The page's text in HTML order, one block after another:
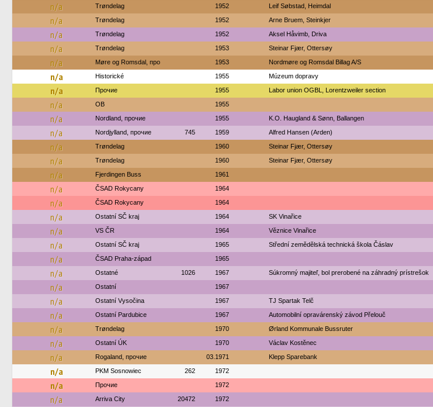
n/a Trøndelag 1952 Leif Søbstad, Heimdal
n/a Trøndelag 1952 Arne Bruem, Steinkjer
n/a Trøndelag 1952 Aksel Håvimb, Driva
n/a Trøndelag 1953 Steinar Fjær, Ottersøy
n/a Møre og Romsdal, про 1953 Nordmøre og Romsdal Billag A/S
n/a Historické 1955 Múzeum dopravy
n/a Прочие 1955 Labor union OGBL, Lorentzweiler section
n/a OB 1955
n/a Nordland, прочие 1955 K.O. Haugland & Sønn, Ballangen
n/a Nordjylland, прочие 745 1959 Alfred Hansen (Arden)
n/a Trøndelag 1960 Steinar Fjær, Ottersøy
n/a Trøndelag 1960 Steinar Fjær, Ottersøy
n/a Fjerdingen Buss 1961
n/a ČSAD Rokycany 1964
n/a ČSAD Rokycany 1964
n/a Ostatní SČ kraj 1964 SK Vinařice
n/a VS ČR 1964 Věznice Vinařice
n/a Ostatní SČ kraj 1965 Střední zemědělská technická škola Čáslav
n/a ČSAD Praha-západ 1965
n/a Ostatné 1026 1967 Súkromný majiteľ, bol prerobené na záhradný prístrešok
n/a Ostatní 1967
n/a Ostatní Vysočina 1967 TJ Spartak Telč
n/a Ostatní Pardubice 1967 Automobilní opravárenský závod Přelouč
n/a Trøndelag 1970 Ørland Kommunale Bussruter
n/a Ostatní ÚK 1970 Václav Kostěnec
n/a Rogaland, прочие 03.1971 Klepp Sparebank
n/a PKM Sosnowiec 262 1972
n/a Прочие 1972
n/a Arriva City 20472 1972